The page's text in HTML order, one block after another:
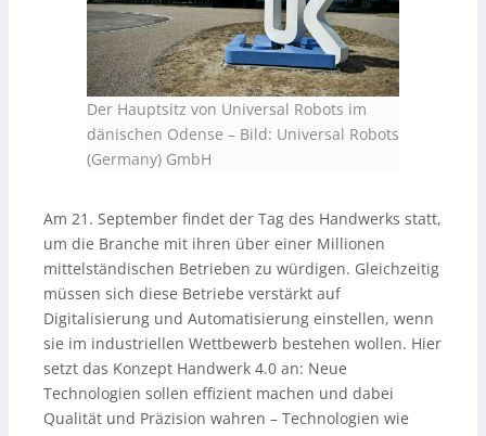
Der Hauptsitz von Universal Robots im
dänischen Odense – Bild: Universal Robots
(Germany) GmbH
Am 21. September findet der Tag des Handwerks statt,
um die Branche mit ihren über einer Millionen
mittelständischen Betrieben zu würdigen. Gleichzeitig
müssen sich diese Betriebe verstärkt auf
Digitalisierung und Automatisierung einstellen, wenn
sie im industriellen Wettbewerb bestehen wollen. Hier
setzt das Konzept Handwerk 4.0 an: Neue
Technologien sollen effizient machen und dabei
Qualität und Präzision wahren – Technologien wie